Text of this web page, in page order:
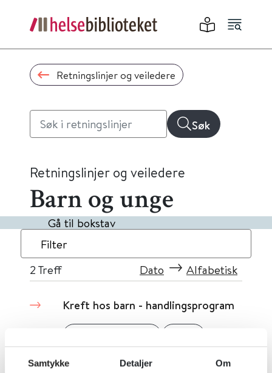
Samtykke Detaljer Om
Retningslinjer og veiledere
Søk
Retningslinjer og veiledere
Barn og unge
Gå til bokstav
Filter
2 Treff Dato Alfabetisk
Kreft hos barn - handlingsprogram